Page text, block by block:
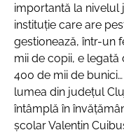
importantă la nivelul
instituție care are
gestionează, într-un
mii de copii, e legată
400 de mii de
lumea din județul
întâmplă în
școlar Valentin